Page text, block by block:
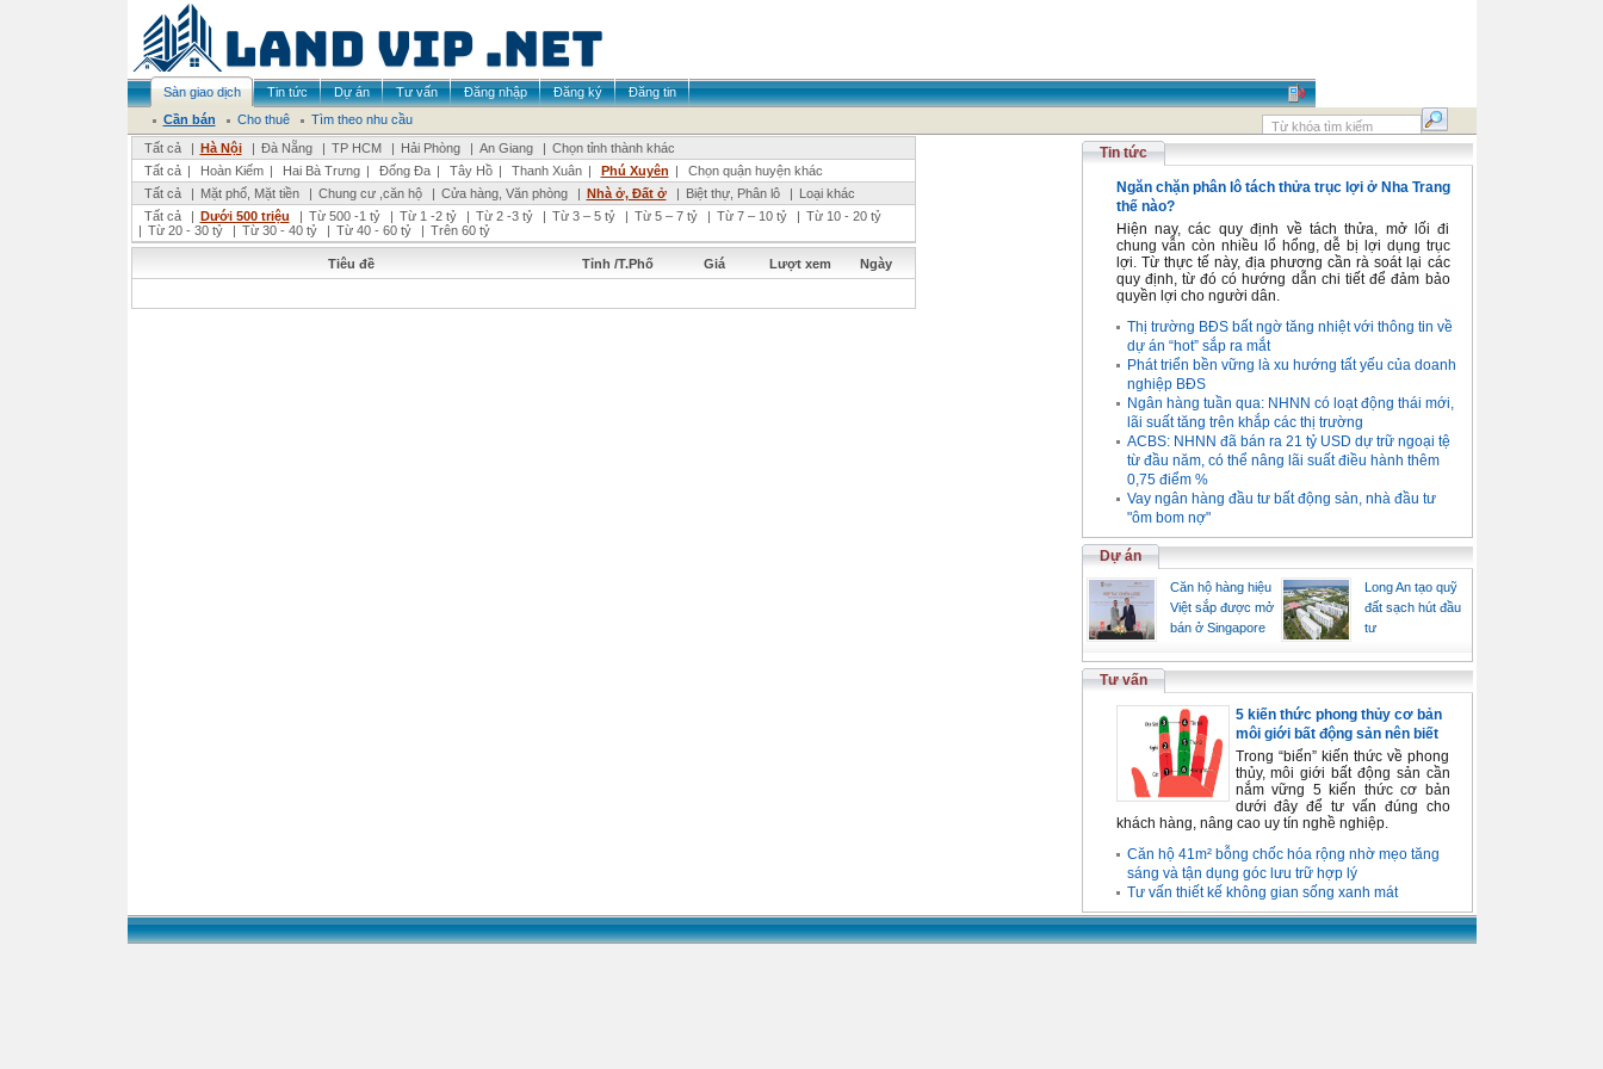
Sàn giao dịch Tin tức Dự án Tư vấn Đăng nhập Đăng ký
Đăng tin
Cần bán
Cho thuê
Tìm theo nhu cầu
Tất cả
| Hà Nội | Đà Nẵng | TP HCM | Hải Phòng | An Giang | Chọn tỉnh thành khác
Tất cả | Hoàn Kiếm | Hai Bà Trưng | Đống Đa | Tây Hồ | Thanh Xuân | Phú Xuyên |
Chọn quận huyện khác
Tất cả
| Mặt phố, Mặt tiền | Chung cư ,căn hộ | Cửa hàng, Văn phòng | Nhà ở, Đất ở | Biệt thự, Phân lô | Loại khác
Tất cả
| Dưới 500 triệu | Từ 500 -1 tỷ | Từ 1 -2 tỷ | Từ 2 -3 tỷ | Từ 3 – 5 tỷ | Từ 5 – 7 tỷ | Từ 7 – 10 tỷ | Từ 10 - 20 tỷ
| Từ 20 - 30 tỷ | Từ 30 - 40 tỷ | Từ 40 - 60 tỷ | Trên 60 tỷ
Tiêu đề Tỉnh /T.Phố Giá Lượt xem Ngày
Tin tức
Ngăn chặn phân lô tách thửa trục lợi ở Nha Trang
thế nào?
Hiện nay, các quy định về tách thửa, mở lối đi
chung vẫn còn nhiều lổ hổng, dễ bị lợi dụng trục
lợi. Từ thực tế này, địa phương cần rà soát lại các
quy định, từ đó có hướng dẫn chi tiết để đảm bảo
quyền lợi cho người dân.
Thị trường BĐS bất ngờ tăng nhiệt với thông tin về
dự án “hot” sắp ra mắt
Phát triển bền vững là xu hướng tất yếu của doanh
nghiệp BĐS
Ngân hàng tuần qua: NHNN có loạt động thái mới,
lãi suất tăng trên khắp các thị trường
ACBS: NHNN đã bán ra 21 tỷ USD dự trữ ngoại tệ
từ đầu năm, có thể nâng lãi suất điều hành thêm
0,75 điểm %
Vay ngân hàng đầu tư bất động sản, nhà đầu tư
"ôm bom nợ"
Dự án
Căn hộ hàng hiệu
Việt sắp được mở
bán ở Singapore
Long An tạo quỹ
đất sạch hút đầu
tư
Tư vấn
5 kiến thức phong thủy cơ bản
môi giới bất động sản nên biết
Trong “biển” kiến thức về phong
thủy, môi giới bất động sản cần
nắm vững 5 kiến thức cơ bản
dưới đây để tư vấn đúng cho
khách hàng, nâng cao uy tín nghề nghiệp.
Căn hộ 41m² bỗng chốc hóa rộng nhờ mẹo tăng
sáng và tận dụng góc lưu trữ hợp lý
Tư vấn thiết kế không gian sống xanh mát